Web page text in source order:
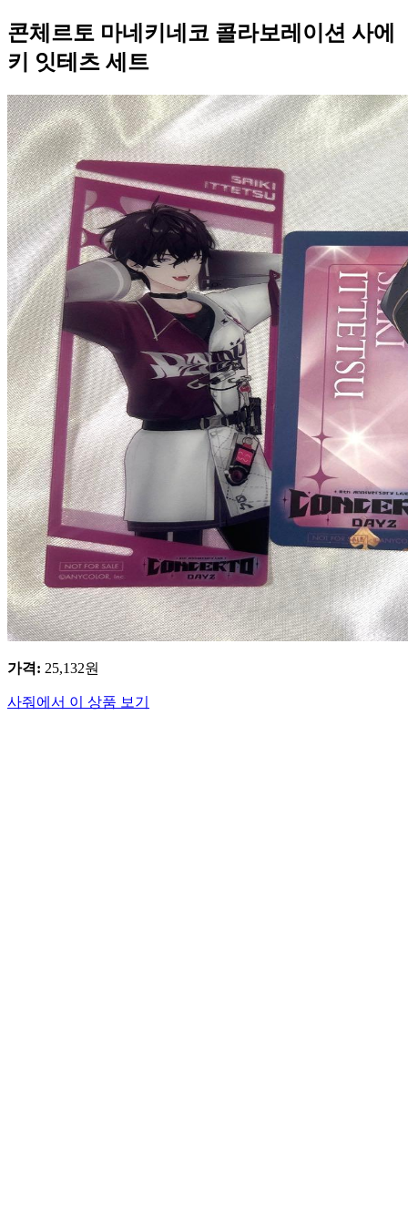
콘체르토 마네키네코 콜라보레이션 사에
키 잇테츠 세트
가격: 25,132원
사줘에서 이 상품 보기